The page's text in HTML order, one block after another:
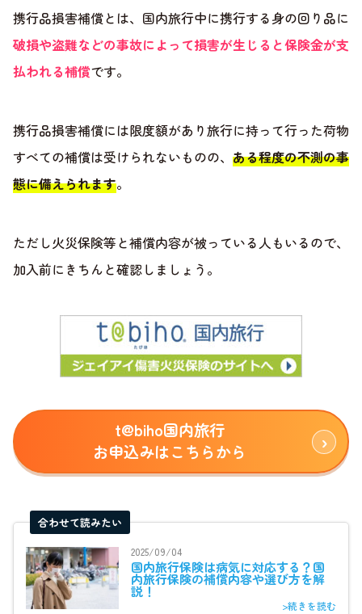
携行品損害補償とは、国内旅行中に携行する身の回り品に
破損や盗難などの事故によって損害が生じると保険金が支
払われる補償です。
携行品損害補償には限度額があり旅行に持って行った荷物
すべての補償は受けられないものの、 ある程度の不測の事
態に備えられます。
ただし火災保険等と補償内容が被っている人もいるので、
加入前にきちんと確認しましょう。
t@biho国内旅行
お申込みはこちらから
合わせて読みたい
2025/09/04
国内旅行保険は病気に対応する？国
内旅行保険の補償内容や選び方を解
説！
>続きを読む